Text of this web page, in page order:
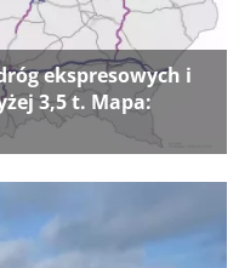
ekspresowych i
3,5 t. Mapa: